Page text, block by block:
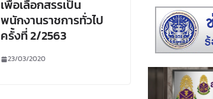
เพื่อเลือกสรรเป็น
พนักงานราชการทั่วไป
ครั้งที่ 2/2563
23/03/2020